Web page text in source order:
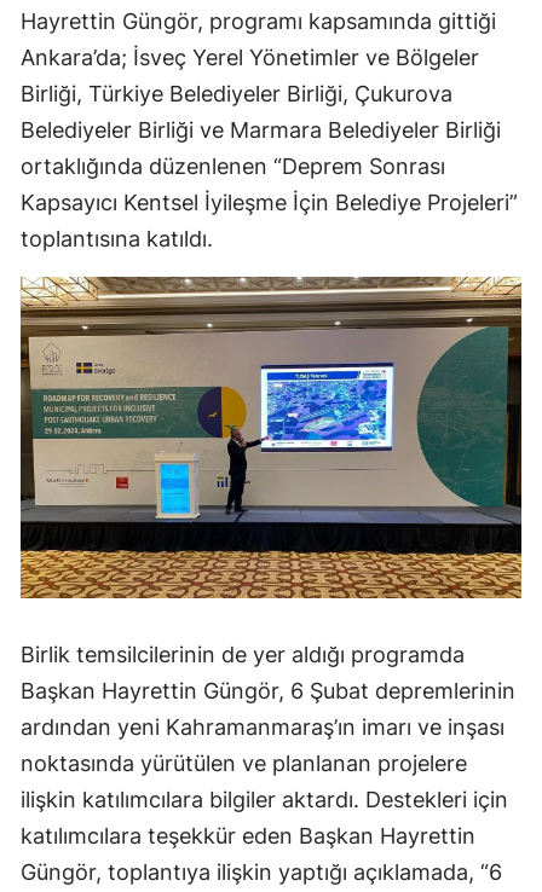
Hayrettin Güngör, programı kapsamında gittiği
Ankara’da; İsveç Yerel Yönetimler ve Bölgeler
Birliği, Türkiye Belediyeler Birliği, Çukurova
Belediyeler Birliği ve Marmara Belediyeler Birliği
ortaklığında düzenlenen “Deprem Sonrası
Kapsayıcı Kentsel İyileşme İçin Belediye Projeleri”
toplantısına katıldı.
Birlik temsilcilerinin de yer aldığı programda
Başkan Hayrettin Güngör, 6 Şubat depremlerinin
ardından yeni Kahramanmaraş’ın imarı ve inşası
noktasında yürütülen ve planlanan projelere
ilişkin katılımcılara bilgiler aktardı. Destekleri için
katılımcılara teşekkür eden Başkan Hayrettin
Güngör, toplantıya ilişkin yaptığı açıklamada, “6